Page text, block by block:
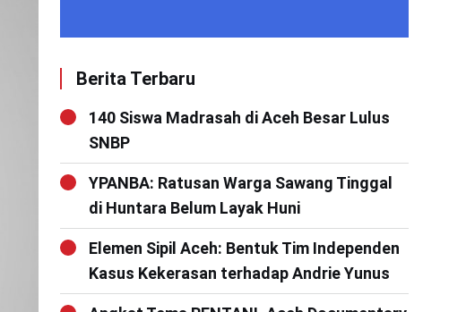
Berita Terbaru
140 Siswa Madrasah di Aceh Besar Lulus
SNBP
YPANBA: Ratusan Warga Sawang Tinggal
di Huntara Belum Layak Huni
Elemen Sipil Aceh: Bentuk Tim Independen
Kasus Kekerasan terhadap Andrie Yunus